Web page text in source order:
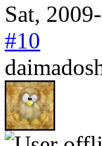
Sat,
#10